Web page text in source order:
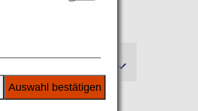
Auswahl bestätigen